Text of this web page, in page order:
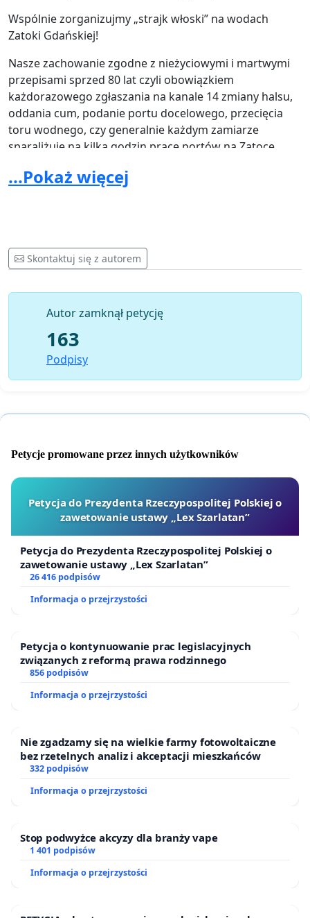
Wspólnie zorganizujmy „strajk włoski” na wodach
Zatoki Gdańskiej!
Nasze zachowanie zgodne z nieżyciowymi i martwymi
przepisami sprzed 80 lat czyli obowiązkiem
każdorazowego zgłaszania na kanale 14 zmiany halsu,
oddania cum, podanie portu docelowego, przecięcia
toru wodnego, czy generalnie każdym zamiarze
sparaliżuje na kilka godzin pracę portów na Zatoce
przepisy i łamanie prawa żaglujących wymyślonymi na
wyłącznie "narzędzie" do karania niesfornych i może to
dotknąć każdego z nas.
Dołączcie do nas, podpiszcie naszą petycję online, a
przede wszystkim bądźcie obecni na wodach w dniach
1-3 maja. Niech nasza solidarność zjednoczy nas jako
wspólnotę żeglarzy, którzy wiedzą, że morze należy do
wszystkich!
Niech każdy podpis będzie krokiem w stronę lepszej
sprawić, że nasz głos zostanie usłyszany a zwykła
Z żeglarskim pozdrowieniem
Jacek Zieliński
...Pokaż więcej
Skontaktuj się z autorem
Autor zamknął petycję
163
Podpisy
Petycje promowane przez innych użytkowników
Petycja do Prezydenta Rzeczypospolitej Polskiej o
zawetowanie ustawy „Lex Szarlatan”
Petycja do Prezydenta Rzeczypospolitej Polskiej o
zawetowanie ustawy „Lex Szarlatan”
26 416 podpisów
Informacja o przejrzystości
Petycja o kontynuowanie prac legislacyjnych
związanych z reformą prawa rodzinnego
856 podpisów
Informacja o przejrzystości
Nie zgadzamy się na wielkie farmy fotowoltaiczne
bez rzetelnych analiz i akceptacji mieszkańców
332 podpisów
Informacja o przejrzystości
Stop podwyżce akcyzy dla branży vape
1 401 podpisów
Informacja o przejrzystości